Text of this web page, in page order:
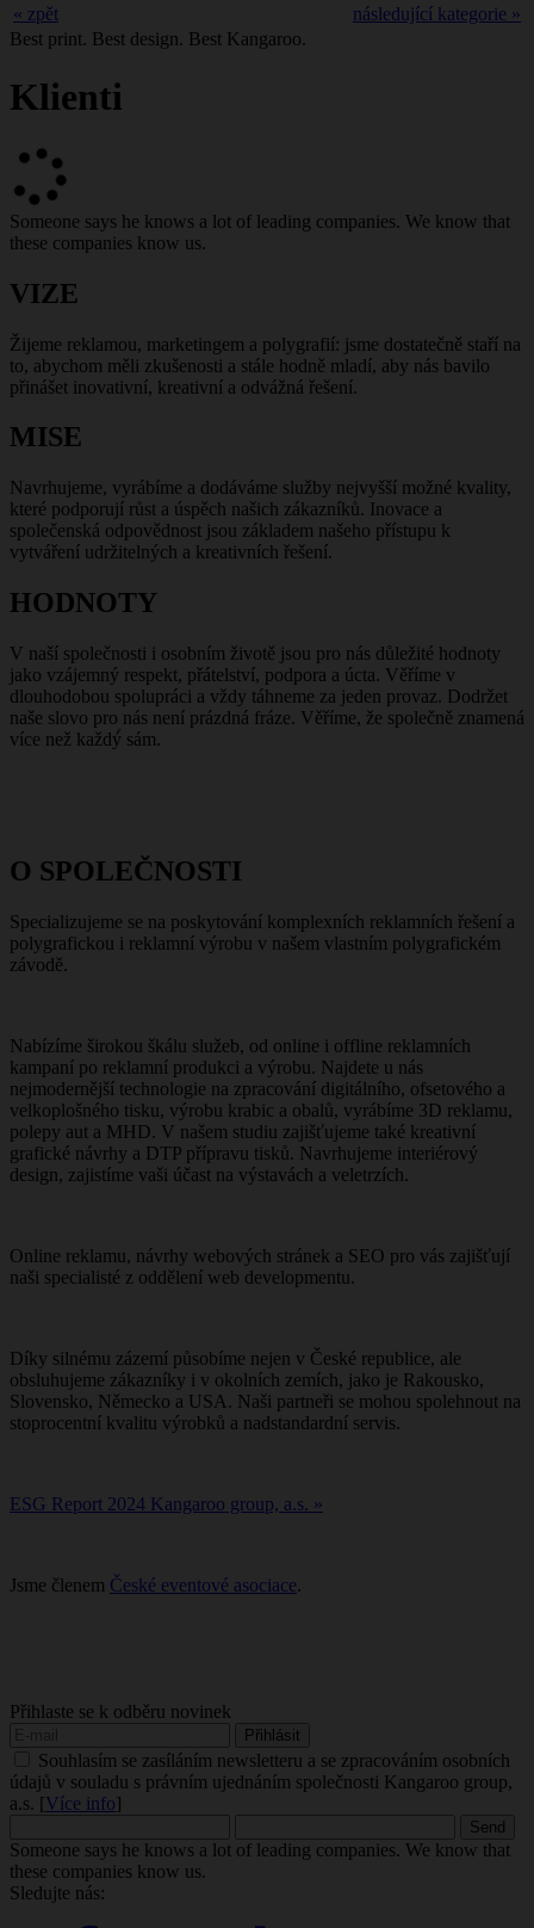
« zpět
následující kategorie »
Best print. Best design. Best Kangaroo.
Klienti
Someone says he knows a lot of leading companies. We know that
these companies know us.
VIZE
Žijeme reklamou, marketingem a polygrafií: jsme dostatečně staří na
to, abychom měli zkušenosti a stále hodně mladí, aby nás bavilo
přinášet inovativní, kreativní a odvážná řešení.
MISE
Navrhujeme, vyrábíme a dodáváme služby nejvyšší možné kvality,
které podporují růst a úspěch našich zákazníků. Inovace a
společenská odpovědnost jsou základem našeho přístupu k
vytváření udržitelných a kreativních řešení.
HODNOTY
V naší společnosti i osobním životě jsou pro nás důležité hodnoty
jako vzájemný respekt, přátelství, podpora a úcta. Věříme v
dlouhodobou spolupráci a vždy táhneme za jeden provaz. Dodržet
naše slovo pro nás není prázdná fráze. Věříme, že společně znamená
více než každý́ sám.
O SPOLEČNOSTI
Specializujeme se na poskytování komplexních reklamních řešení a
polygrafickou i reklamní výrobu v našem vlastním polygrafickém
závodě.
Nabízíme širokou škálu služeb, od online i offline reklamních
kampaní po reklamní produkci a výrobu. Najdete u nás
nejmodernější technologie na zpracování digitálního, ofsetového a
velkoplošného tisku, výrobu krabic a obalů, vyrábíme 3D reklamu,
polepy aut a MHD. V našem studiu zajišťujeme také kreativní
grafické návrhy a DTP přípravu tisků. Navrhujeme interiérový
design, zajistíme vaši účast na výstavách a veletrzích.
Online reklamu, návrhy webových stránek a SEO pro vás zajišťují
naši specialisté z oddělení web developmentu.
Díky silnému zázemí působíme nejen v České republice, ale
obsluhujeme zákazníky i v okolních zemích, jako je Rakousko,
Slovensko, Německo a USA. Naši partneři se mohou spolehnout na
stoprocentní kvalitu výrobků a nadstandardní servis.
ESG Report 2024 Kangaroo group, a.s. »
Jsme členem České eventové asociace.
Přihlaste se k odběru novinek
Souhlasím se zasíláním newsletteru a se zpracováním osobních
údajů v souladu s právním ujednáním společnosti Kangaroo group,
a.s. [Více info]
Someone says he knows a lot of leading companies. We know that
these companies know us.
Sledujte nás: